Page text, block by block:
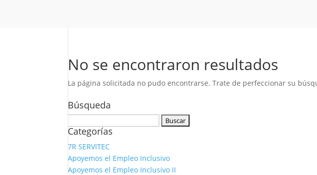
No se encontraron resultados
La página solicitada no pudo encontrarse. Trate de perfeccionar su
Búsqueda
Categorías
7R SERVITEC
Apoyemos el Empleo Inclusivo
Apoyemos el Empleo Inclusivo II